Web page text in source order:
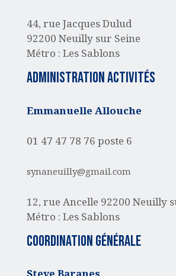
44, rue Jacques Dulud
92200 Neuilly sur Seine
Métro : Les Sablons
administration activités
Emmanuelle Allouche
01 47 47 78 76 poste 6
synaneuilly@gmail.com
12, rue Ancelle 92200 Neuilly
Métro : Les Sablons
Coordination générale